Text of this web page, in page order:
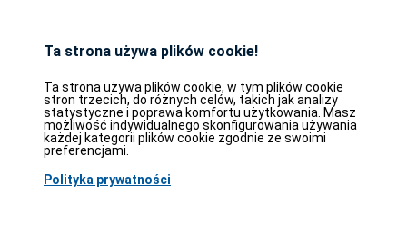
2026© tesweb SA
Database
Partners
GDPR Contact Purchase
Ta strona używa plików cookie!
Ta strona używa plików cookie, w tym plików cookie
stron trzecich, do różnych celów, takich jak analizy
statystyczne i poprawa komfortu użytkowania. Masz
możliwość indywidualnego skonfigurowania używania
każdej kategorii plików cookie zgodnie ze swoimi
preferencjami.
Polityka prywatności